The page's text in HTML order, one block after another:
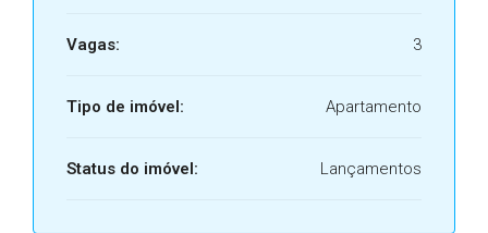
Vagas: 3
Tipo de imóvel: Apartamento
Status do imóvel: Lançamentos